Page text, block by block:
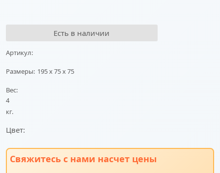
Есть в наличии
Артикул:
Размеры: 195 x 75 x 75
Вес:
4
кг.
Цвет:
Свяжитесь с нами насчет цены